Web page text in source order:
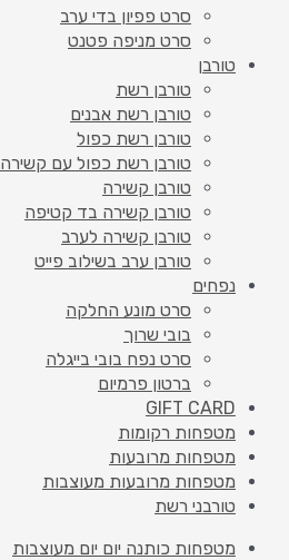
סרט פפיון בדי ערב
סרט מניפה פטנט
טורבן
טורבן רשת
טורבן רשת אבנים
טורבן רשת כפול
טורבן רשת כפול עם קשירה
טורבן קשירה
טורבן קשירה בד קטיפה
טורבן קשירה לערב
טורבן ערב בשילוב פייט
נפחים
סרט מונע החלקה
בובי שרוך
סרט נפח בובי בייגלה
ברטון פרמיום
GIFT CARD
מטפחות רקומות
מטפחות מרובעות
מטפחות מרובעות מעוצבות
טורבני רשת
מטפחות כותנה יום יום מעוצבות